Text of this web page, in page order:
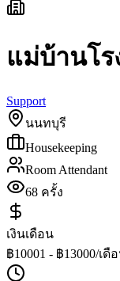
แม่บ้านโร
Support
นนทบุรี
Housekeeping
Room Attendant
68 ครั้ง
เงินเดือน
฿10001 - ฿13000/เดื